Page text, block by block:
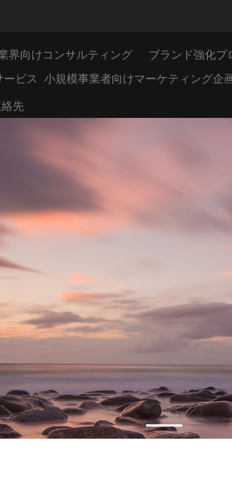
界向けコンサルティング ブランド強化プ
ービス
小規模事業者向けマーケティング企
先